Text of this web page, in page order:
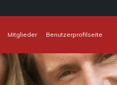
Mitglieder
Benutzerprofilseite